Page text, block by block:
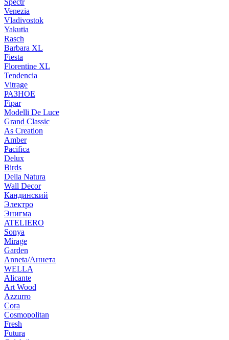
Spectr
Venezia
Vladivostok
Yakutia
Rasch
Barbara XL
Fiesta
Florentine XL
Tendencia
Vitrage
РАЗНОЕ
Fipar
Modelli De Luce
Grand Classic
As Creation
Amber
Pacifica
Delux
Birds
Della Natura
Wall Decor
Кандинский
Электро
Энигма
ATELIERO
Sonya
Mirage
Garden
Anneta/Аннета
WELLA
Alicante
Art Wood
Azzurro
Cora
Cosmopolitan
Fresh
Futura